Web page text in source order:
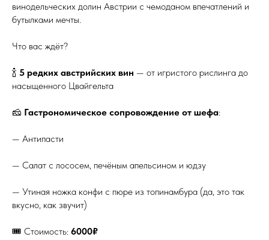
винодельческих долин Австрии с чемоданом впечатлений и
бутылками мечты.
Что вас ждёт?
🍾 5 редких австрийских вин — от игристого рислинга до
насыщенного Цвайгельта
🧀 Гастрономическое сопровождение от шефа:
— Антипасти
— Салат с лососем, печёным апельсином и юдзу
— Утиная ножка конфи с пюре из топинамбура (да, это так
вкусно, как звучит)
🎟️ Стоимость: 6000₽